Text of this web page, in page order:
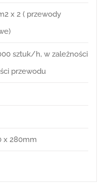
x 2 ( przewody
sztuk/h, w zależności
przewodu
x 280mm